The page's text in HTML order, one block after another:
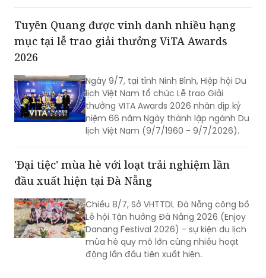
miền sơn cước.
Tuyên Quang được vinh danh nhiều hạng
mục tại lễ trao giải thưởng ViTA Awards
2026
Ngày 9/7, tại tỉnh Ninh Bình, Hiệp hội Du
lịch Việt Nam tổ chức Lễ trao Giải
thưởng VITA Awards 2026 nhân dịp kỷ
niệm 66 năm Ngày thành lập ngành Du
lịch Việt Nam (9/7/1960 - 9/7/2026).
'Đại tiệc' mùa hè với loạt trải nghiệm lần
đầu xuất hiện tại Đà Nẵng
Chiều 8/7, Sở VHTTDL Đà Nẵng công bố
Lễ hội Tận hưởng Đà Nẵng 2026 (Enjoy
Danang Festival 2026) - sự kiện du lịch
mùa hè quy mô lớn cùng nhiều hoạt
động lần đầu tiên xuất hiện.